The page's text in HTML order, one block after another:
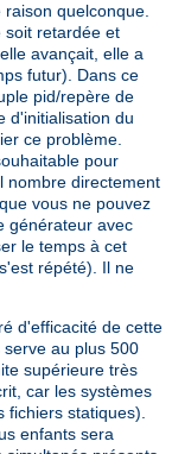
quelconque.
soit retardée et
avançait, elle a
futur). Dans ce
pid/repère de
d'initialisation du
ce problème.
pour
nombre directement
vous ne pouvez
générateur avec
le temps à cet
répété). Il ne
d'efficacité de cette
au plus 500
supérieure très
car les systèmes
fichiers statiques).
enfants sera